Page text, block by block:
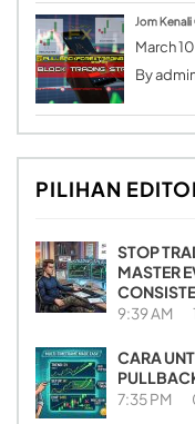
Jom
March
By
PILIHAN
STOP
MASTER
9:39 AM
CARA
7:35 PM